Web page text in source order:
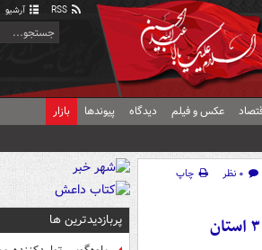
آرشیو
عکس و فیلم دیدگاه پیوندها بازار
۰ نظر
چاپ
پربازدیدترین ها